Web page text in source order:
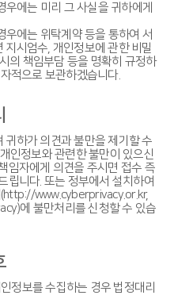
에는 미리 그 사실을 귀하에게
우에는 위탁계약 등을 통하여 서
시엄수, 개인정보에 관한 비밀
의 책임부담 등을 명확히 규정하
적으로 보관하겠습니다.
귀하가 의견과 불만을 제기할 수
인정보와 관련한 불만이 있으신
임자에게 의견을 주시면 접수 즉
립니다. 또는 정부에서 설치하여
www.cyberprivacy.or.kr,
에 불만처리를 신청할 수 있습
정보를 수집하는 경우 법정대리